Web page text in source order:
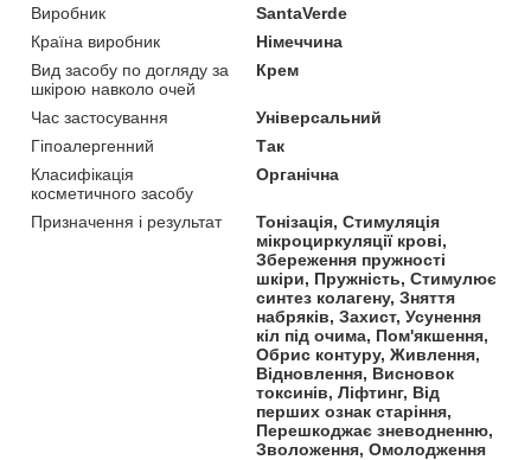
Виробник
SantaVerde
Країна виробник
Німеччина
Вид засобу по догляду за
шкірою навколо очей
Крем
Час застосування
Універсальний
Гіпоалергенний
Так
Класифікація
косметичного засобу
Органічна
Призначення і результат
Тонізація, Стимуляція
мікроциркуляції крові,
Збереження пружності
шкіри, Пружність, Стимулює
синтез колагену, Зняття
набряків, Захист, Усунення
кіл під очима, Пом'якшення,
Обрис контуру, Живлення,
Відновлення, Висновок
токсинів, Ліфтинг, Від
перших ознак старіння,
Перешкоджає зневодненню,
Зволоження, Омолодження